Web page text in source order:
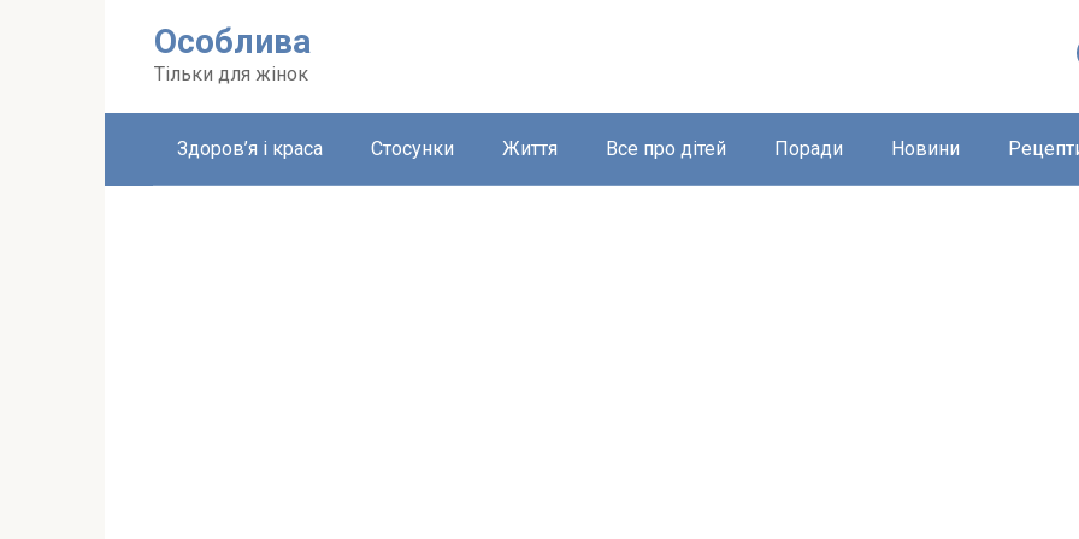
Особлива
Тільки для жінок
Здоров’я і краса Стосунки Життя Все про дітей Поради Новини